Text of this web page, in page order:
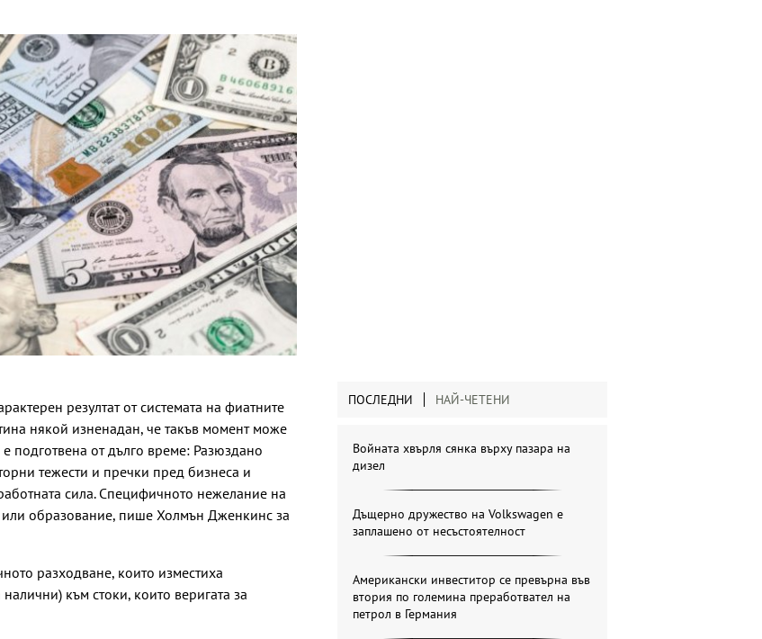
резултат от системата на фиатните
някой изненадан, че такъв момент може
подготвена от дълго време: Разюздано
тежести и пречки пред бизнеса и
сила. Специфичното нежелание на
образование, пише Холмън Дженкинс за
разходване, които изместиха
към стоки, които веригата за
ПОСЛЕДНИ НАЙ-ЧЕТЕНИ
Войната хвърля сянка върху пазара на
дизел
Дъщерно дружество на Volkswagen е
заплашено от несъстоятелност
Американски инвеститор се превърна във
втория по големина преработвател на
петрол в Германия